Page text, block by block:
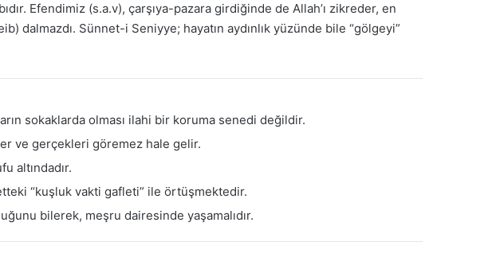
Efendimiz (s.a.v), çarşıya-pazara girdiğinde de Allah’ı zikreder, en
dalmazdı. Sünnet-i Seniyye; hayatın aydınlık yüzünde bile “gölgeyi”
sokaklarda olması ilahi bir koruma senedi değildir.
ve gerçekleri göremez hale gelir.
altındadır.
“kuşluk vakti gafleti” ile örtüşmektedir.
bilerek, meşru dairesinde yaşamalıdır.